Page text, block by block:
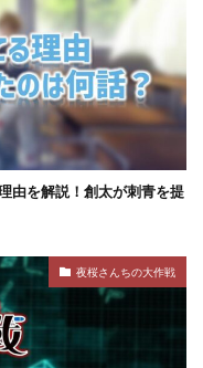
由を解説！創太が刺青を提
夜桜さんちの大作戦